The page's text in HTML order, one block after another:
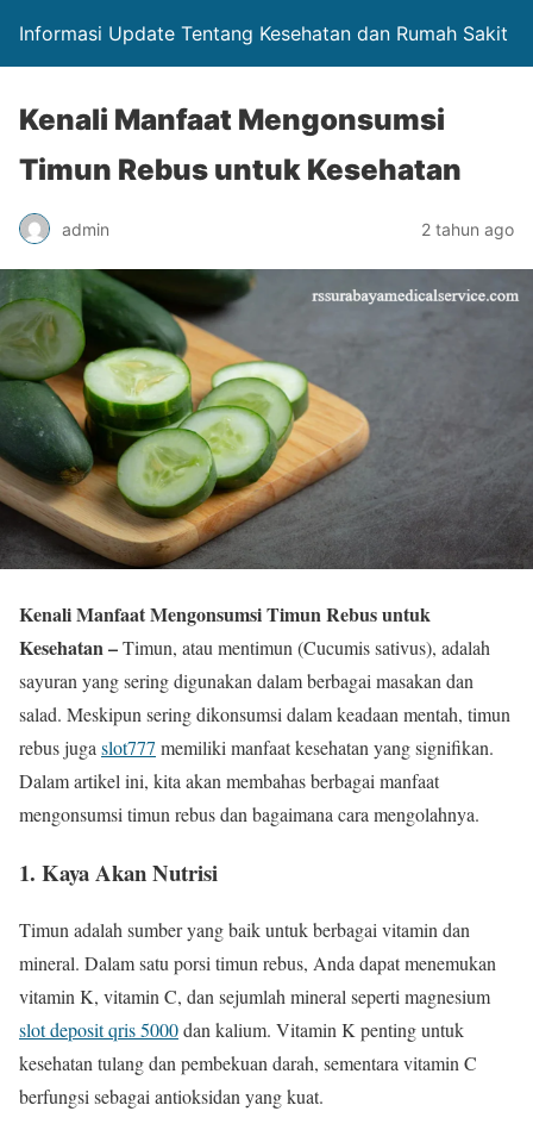
Informasi Update Tentang Kesehatan dan Rumah Sakit
Kenali Manfaat Mengonsumsi
Timun Rebus untuk Kesehatan
admin 2 tahun ago
Kenali Manfaat Mengonsumsi Timun Rebus untuk
Kesehatan –Timun, atau mentimun (Cucumis sativus), adalah
sayuran yang sering digunakan dalam berbagai masakan dan
salad. Meskipun sering dikonsumsi dalam keadaan mentah, timun
rebus juga slot777 memiliki manfaat kesehatan yang signifikan.
Dalam artikel ini, kita akan membahas berbagai manfaat
mengonsumsi timun rebus dan bagaimana cara mengolahnya.
1. Kaya Akan Nutrisi
Timun adalah sumber yang baik untuk berbagai vitamin dan
mineral. Dalam satu porsi timun rebus, Anda dapat menemukan
vitamin K, vitamin C, dan sejumlah mineral seperti magnesium
slot deposit qris 5000dan kalium. Vitamin K penting untuk
kesehatan tulang dan pembekuan darah, sementara vitamin C
berfungsi sebagai antioksidan yang kuat.